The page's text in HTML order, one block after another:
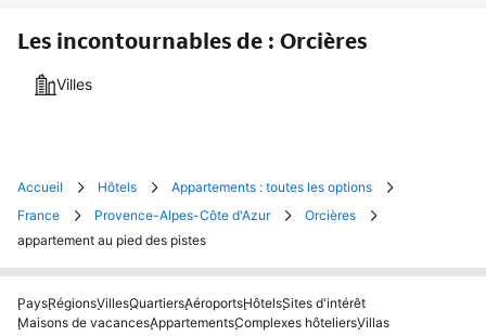
Les incontournables de : Orcières
Villes
Accueil Hôtels
Appartements : toutes les options
France
Provence-Alpes-Côte d'Azur
Orcières
appartement au pied des pistes
PaysRégionsVillesQuartiersAéroportsHôtelsSites d'intérêt
Maisons de vacancesAppartementsComplexes hôteliersVillas